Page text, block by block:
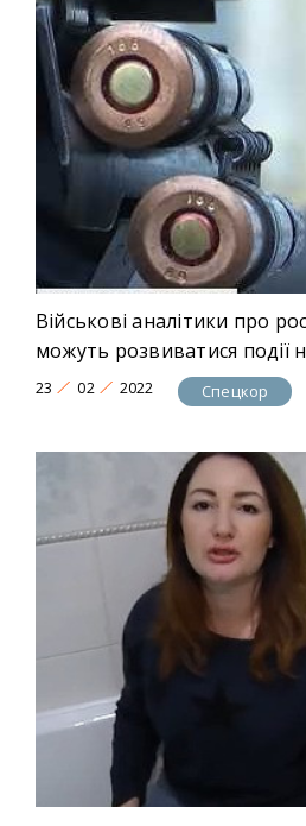
Військові аналітики про
можуть розвиватися події
23 02 2022 Спецкор